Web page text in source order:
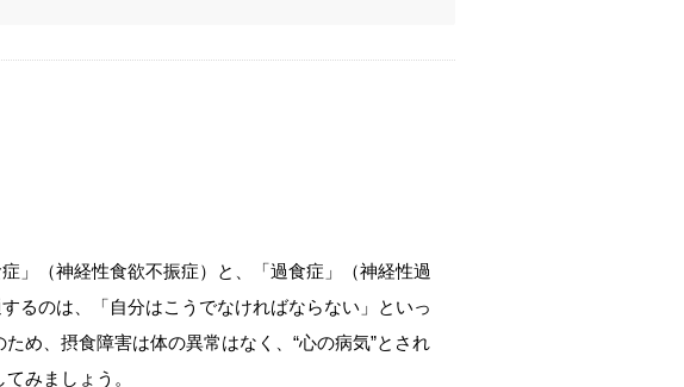
」（神経性食欲不振症）と、「過食症」（神経性過
るのは、「自分はこうでなければならない」といっ
め、摂食障害は体の異常はなく、“心の病気”とされ
みましょう。